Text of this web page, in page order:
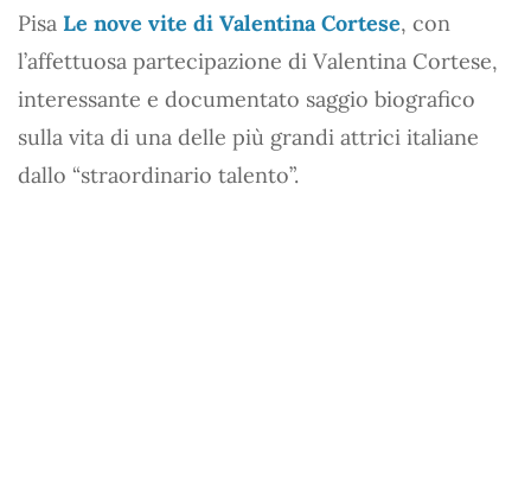
Pisa Le nove vite di Valentina Cortese, con
l’affettuosa partecipazione di Valentina Cortese,
interessante e documentato saggio biografico
sulla vita di una delle più grandi attrici italiane
dallo “straordinario talento”.